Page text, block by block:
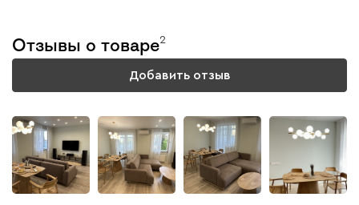
Отзывы о товаре2
Добавить отзыв